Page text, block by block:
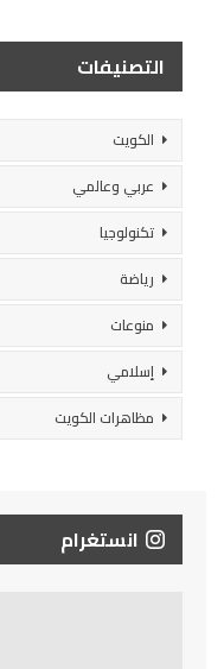
التصنيفات
الكويت
عربي وعالمي
تكنولوجيا
رياضة
منوعات
إسلامي
مظاهرات الكويت
انستغرام